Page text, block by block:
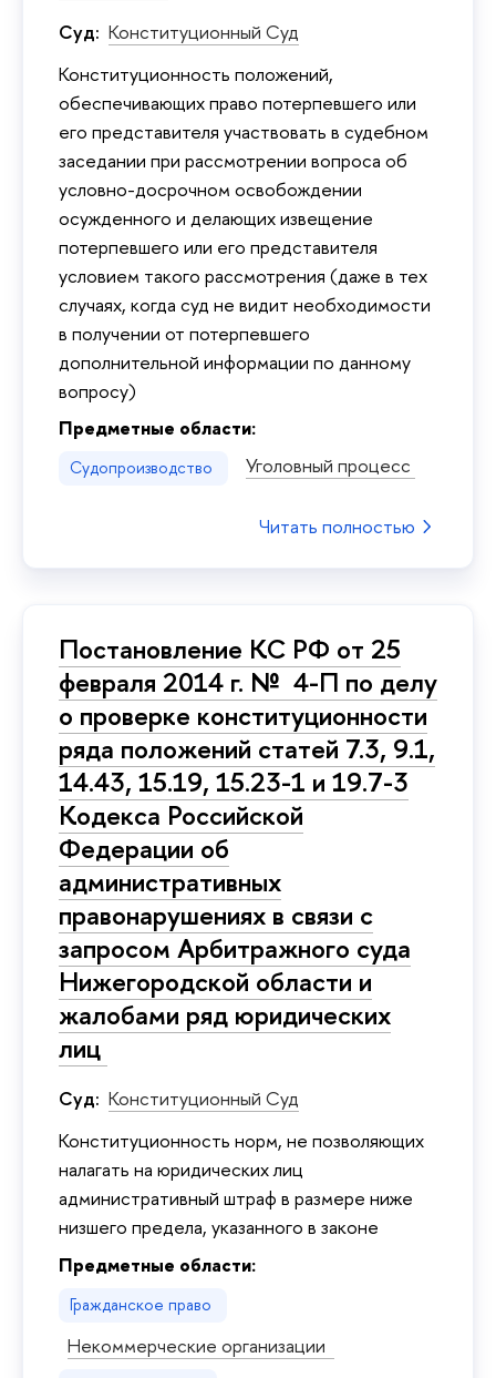
Суд: Конституционный Суд
Конституционность положений,
обеспечивающих право потерпевшего или
его представителя участвовать в судебном
заседании при рассмотрении вопроса об
условно-досрочном освобождении
осужденного и делающих извещение
потерпевшего или его представителя
условием такого рассмотрения (даже в тех
случаях, когда суд не видит необходимости
в получении от потерпевшего
дополнительной информации по данному
вопросу)
Предметные области:
Судопроизводство Уголовный процесс
Читать полностью
Постановление КС РФ от 25
февраля 2014 г. № 4-П по делу
о проверке конституционности
ряда положений статей 7.3, 9.1,
14.43, 15.19, 15.23-1 и 19.7-3
Кодекса Российской
Федерации об
административных
правонарушениях в связи с
запросом Арбитражного суда
Нижегородской области и
жалобами ряд юридических
лиц
Суд: Конституционный Суд
Конституционность норм, не позволяющих
налагать на юридических лиц
административный штраф в размере ниже
низшего предела, указанного в законе
Предметные области:
Гражданское право
Некоммерческие организации